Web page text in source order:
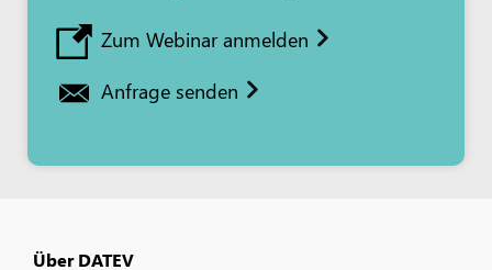
Zum Webinar anmelden
Anfrage senden
Über DATEV